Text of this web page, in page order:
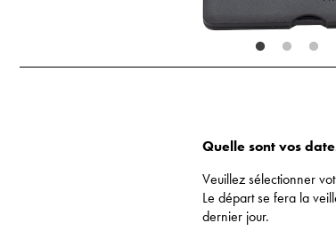
Quelle sont vos
Veuillez sélectionner
Le départ se fera la
dernier jour.